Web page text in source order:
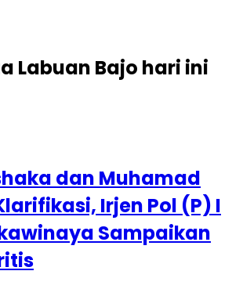
Labuan Bajo hari ini
dan Muhamad
Irjen Pol (P) I
Sampaikan